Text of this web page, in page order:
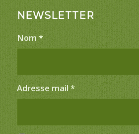
NEWSLETTER
Nom *
Adresse mail *